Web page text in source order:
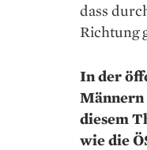
dass
Richtung
In der
Männern
diesem
wie die